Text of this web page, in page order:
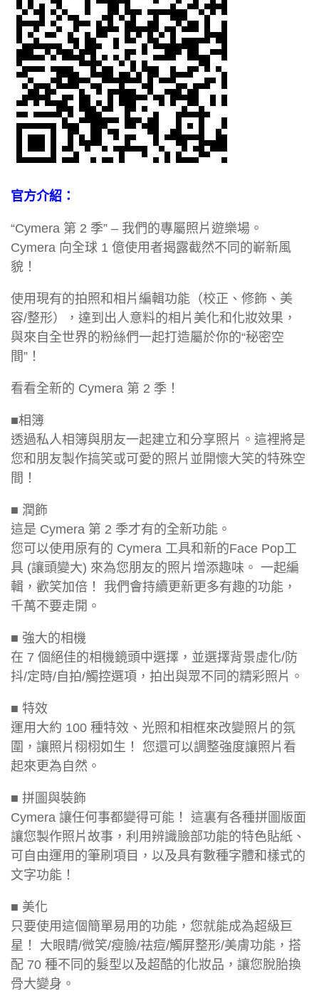
官方介紹：
“Cymera 第 2 季” – 我們的專屬照片遊樂場。
Cymera 向全球 1 億使用者揭露截然不同的嶄新風
貌！
使用現有的拍照和相片編輯功能（校正、修飾、美
容/整形），達到出人意料的相片美化和化妝效果，
與來自全世界的粉絲們一起打造屬於你的“秘密空
間”！
看看全新的 Cymera 第 2 季！
■相簿
透過私人相簿與朋友一起建立和分享照片。這裡將是
您和朋友製作搞笑或可愛的照片並開懷大笑的特殊空
間！
■ 潤飾
這是 Cymera 第 2 季才有的全新功能。
您可以使用原有的 Cymera 工具和新的Face Pop工
具 (讓頭變大) 來為您朋友的照片增添趣味。 一起編
輯，歡笑加倍！ 我們會持續更新更多有趣的功能，
千萬不要走開。
■ 強大的相機
在 7 個絕佳的相機鏡頭中選擇，並選擇背景虛化/防
抖/定時/自拍/觸控選項，拍出與眾不同的精彩照片。
■ 特效
運用大約 100 種特效、光照和相框來改變照片的氛
圍，讓照片栩栩如生！ 您還可以調整強度讓照片看
起來更為自然。
■ 拼圖與裝飾
Cymera 讓任何事都變得可能！ 這裏有各種拼圖版面
讓您製作照片故事，利用辨識臉部功能的特色貼紙、
可自由運用的筆刷項目，以及具有數種字體和樣式的
文字功能！
■ 美化
只要使用這個簡單易用的功能，您就能成為超級巨
星！ 大眼睛/微笑/瘦臉/祛痘/觸屏整形/美膚功能，搭
配 70 種不同的髮型以及超酷的化妝品，讓您脫胎換
骨大變身。